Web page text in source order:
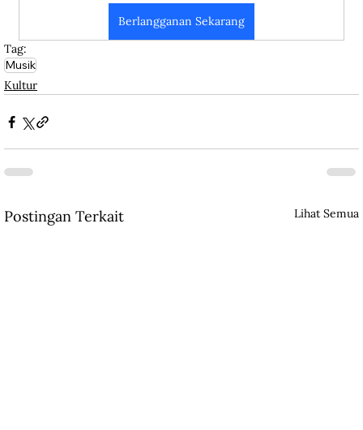
Berlangganan Sekarang
Tag:
Musik
Kultur
Postingan Terkait Lihat Semua